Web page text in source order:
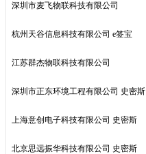
深圳市麦飞物联科技有限公司
杭州天谷信息科技有限公司 e签宝
江苏群杰物联科技有限公司
深圳市正东环境工程有限公司 史密斯
上海意创电子科技有限公司 史密斯
北京思远振华科技有限公司 史密斯